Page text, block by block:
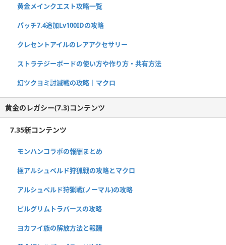
黄金メインクエスト攻略一覧
パッチ7.4追加Lv100IDの攻略
クレセントアイルのレアアクセサリー
ストラテジーボードの使い方や作り方・共有方法
幻ツクヨミ討滅戦の攻略｜マクロ
黄金のレガシー(7.3)コンテンツ
7.35新コンテンツ
モンハンコラボの報酬まとめ
極アルシュベルド狩猟戦の攻略とマクロ
アルシュベルド狩猟戦(ノーマル)の攻略
ピルグリムトラバースの攻略
ヨカフイ族の解放方法と報酬